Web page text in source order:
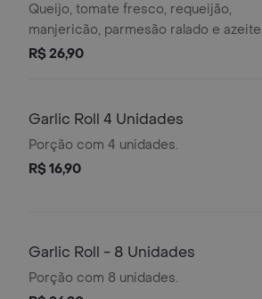
Queijo, tomate fresco, requeijão,
manjericão, parmesão ralado e azeite.
R$ 26,90
Garlic Roll 4 Unidades
Porção com 4 unidades.
R$ 16,90
Garlic Roll - 8 Unidades
Porção com 8 unidades.